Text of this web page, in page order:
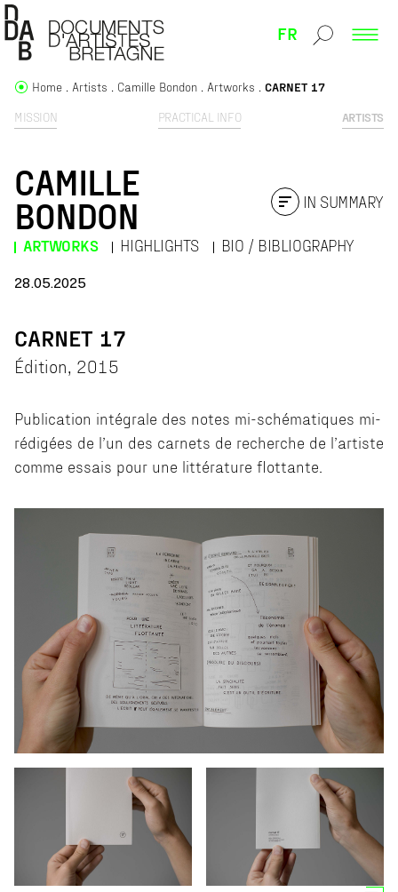
FR
MISSION PRACTICAL INFO ARTISTS
Home Artists Camille Bondon Artworks CARNET 17
CAMILLE
BONDON
ARTWORKS HIGHLIGHTS BIO / BIBLIOGRAPHY
IN SUMMARY
28.05.2025
CARNET 17
Édition, 2015
Publication intégrale des notes mi-schématiques mi-
rédigées de l’un des carnets de recherche de l’artiste
comme essais pour une littérature flottante.